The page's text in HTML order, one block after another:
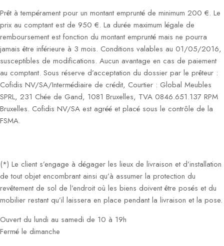
Prêt à tempérament pour un montant emprunté de minimum 200 €. Le
prix au comptant est de 950 €. La durée maximum légale de
remboursement est fonction du montant emprunté mais ne pourra
jamais être inférieure à 3 mois. Conditions valables au 01/05/2016,
susceptibles de modifications. Aucun avantage en cas de paiement
au comptant. Sous réserve d’acceptation du dossier par le prêteur :
Cofidis NV/SA/Intermédiaire de crédit, Courtier : Global Meubles
SPRL, 231 Chée de Gand, 1081 Bruxelles, TVA 0846.651.137 RPM
Bruxelles. Cofidis NV/SA est agréé et placé sous le contrôle de la
FSMA.
(*) Le client s’engage à dégager les lieux de livraison et d’installation
de tout objet encombrant ainsi qu’à assumer la protection du
revêtement de sol de l’endroit où les biens doivent être posés et du
mobilier restant qu’il laissera en place pendant la livraison et la pose.
Ouvert du lundi au samedi de 10 à 19h
Fermé le dimanche